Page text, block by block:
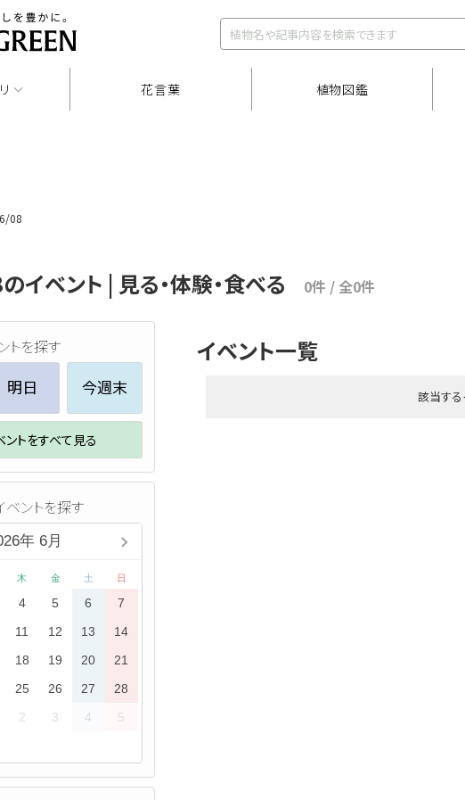
花言葉 植物図鑑
08
イベント | 見る・体験・食べる 0件 / 全0件
イベント一覧
該当する
トを探す
明日 今週末
ントをすべて見る
ベントを探す
年 6月
木 金 土 日
4 5 6
7
11 12 13
14
18 19 20
21
25 26 27
28
2 3 4 5